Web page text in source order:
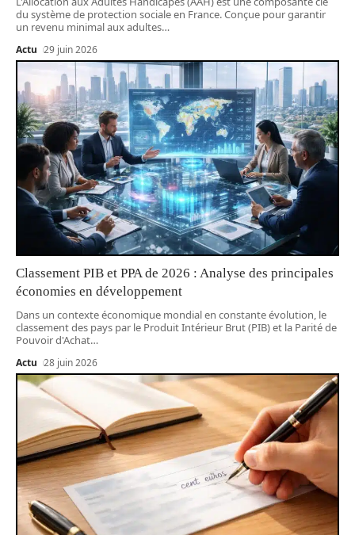
du système de protection sociale en France. Conçue pour garantir
un revenu minimal aux adultes…
Actu 29 juin 2026
Classement PIB et PPA de 2026 : Analyse des principales
économies en développement
Dans un contexte économique mondial en constante évolution, le
classement des pays par le Produit Intérieur Brut (PIB) et la Parité de
Pouvoir d'Achat…
Actu 28 juin 2026